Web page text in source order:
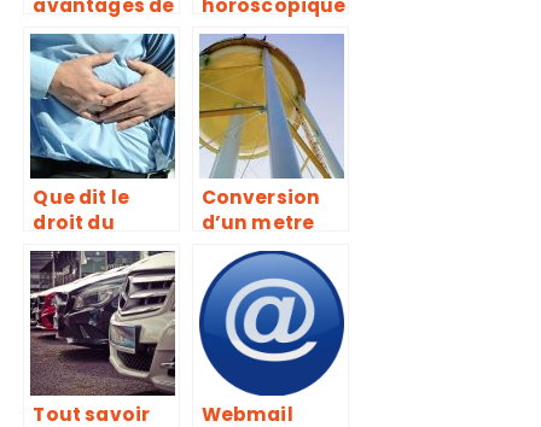
la simulation
d’assurance
voiture en
ligne
s du mois de
novembre de
quelques
signes
astrologiques
Que dit le
droit du
travail
concernant le
controle arret
maladie et
vacances
d’un employe
?
Conversion
d’un metre
cube en
tonne : le
guide
Tout savoir
Webmail